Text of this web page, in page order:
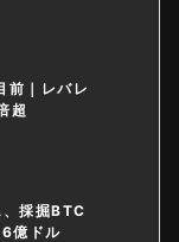
前｜レバレ
超
採掘BTC
億ドル